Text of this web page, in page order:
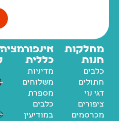
מחלקות
חנות
כלבים
חתולים
דגי נוי
ציפורים
מכרסמים
אינפורמציה
כללית
מדיניות
משלוחים
מספרת
כלבים
במודיעין